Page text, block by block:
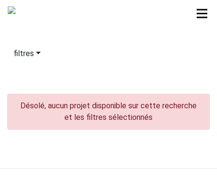
filtres
Désolé, aucun projet disponible sur cette recherche
et les filtres sélectionnés